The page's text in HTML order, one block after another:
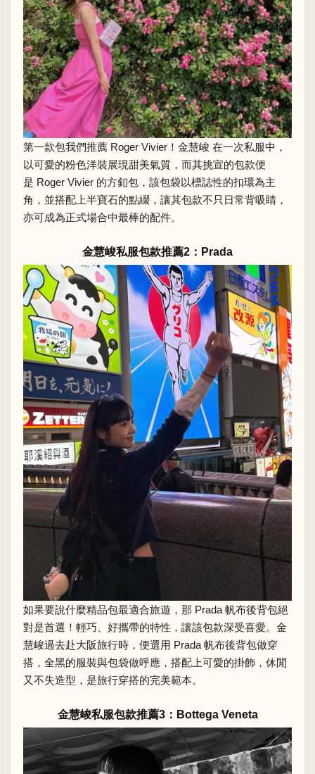
第一款包我們推薦 Roger Vivier！金慧峻 在一次私服中，
以可愛的粉色洋裝展現甜美氣質，而其挑宣的包款便
是 Roger Vivier 的方釦包，該包袋以標誌性的扣環為主
角，並搭配上半寶石的點綴，讓其包款不只日常背吸睛，
亦可成為正式場合中最棒的配件。
金慧峻私服包款推薦2：Prada
如果要說什麼精品包最適合旅遊，那 Prada 帆布後背包絕
對是首選！輕巧、好攜帶的特性，讓該包款深受喜愛。金
慧峻過去赴大阪旅行時，便選用 Prada 帆布後背包做穿
搭，全黑的服裝與包袋做呼應，搭配上可愛的掛飾，休閒
又不失造型，是旅行穿搭的完美範本。
金慧峻私服包款推薦3：Bottega Veneta